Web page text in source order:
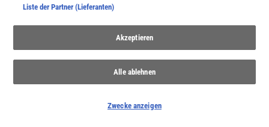
Liste der Partner (Lieferanten)
Akzeptieren
Alle ablehnen
Zwecke anzeigen